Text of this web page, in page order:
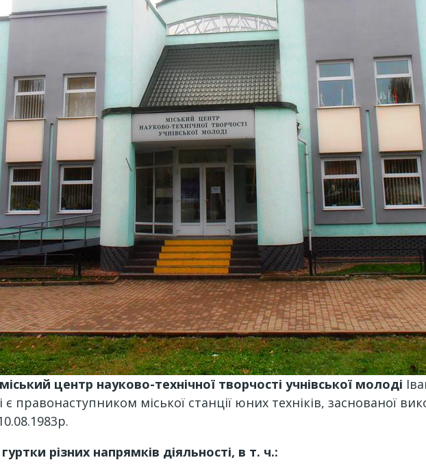
центр науково-технічної творчості учнівської молоді
є правонаступником міської станції юних техніків, заснованої
різних напрямків діяльності, в т. ч.: